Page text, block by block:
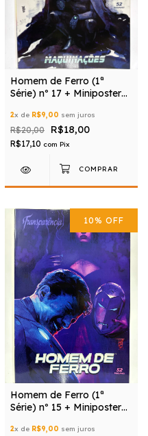
Homem de Ferro (1ª
Série) nº 17 + Miniposter
2x de R$9,00 sem juros
R$20,00 R$18,00
R$17,10 com Pix
10% OFF
Homem de Ferro (1ª
Série) nº 15 + Miniposter
2x de R$9,00 sem juros